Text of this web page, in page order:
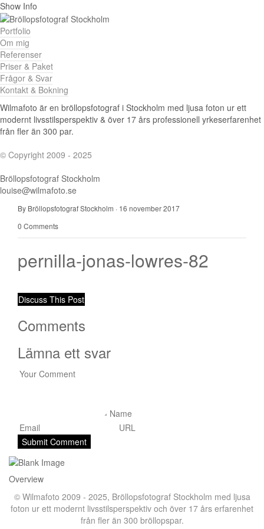
Show Info
Portfolio
Om mig
Referenser
Priser & Paket
Frågor & Svar
Kontakt & Bokning
Wilmafoto är en bröllopsfotograf i Stockholm med ljusa foton ur ett
modernt livsstilsperspektiv & över 17 års professionell yrkeserfarenhet
från fler än 300 par.
© Copyright 2009 - 2025
Bröllopsfotograf Stockholm
louise@wilmafoto.se
By Bröllopsfotograf Stockholm · 16 november 2017
0 Comments
pernilla-jonas-lowres-82
Discuss This Post
Comments
Lämna ett svar
Overview
© Wilmafoto 2009 - 2025, Bröllopsfotograf Stockholm med ljusa
foton ur ett modernt livsstilsperspektiv och över 17 års erfarenhet
från fler än 300 bröllopspar.